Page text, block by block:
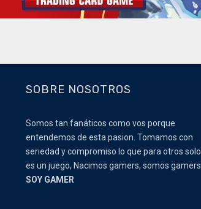
SOBRE NOSOTROS
Somos tan fanáticos como vos porque
entendemos de esta pasion. Tomamos con
seriedad y compromiso lo que para otros solo
es un juego, Nacimos gamers, somos gamers.
SOY GAMER